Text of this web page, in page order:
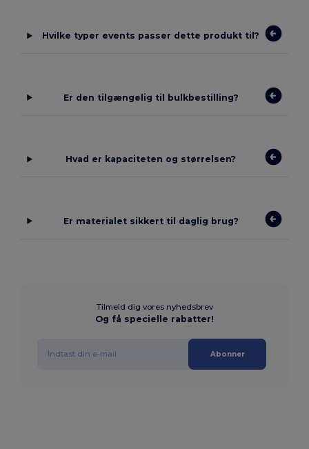
Hvilke typer events passer dette produkt til?
Er den tilgængelig til bulkbestilling?
Hvad er kapaciteten og størrelsen?
Er materialet sikkert til daglig brug?
Tilmeld dig vores nyhedsbrev
Og få specielle rabatter!
Abonner